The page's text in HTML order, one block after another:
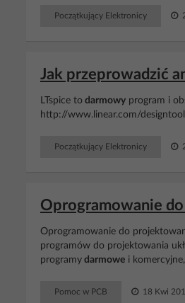
Początkujący Elektronicy
Jak przeprowadzić
LTspice to darmowy program i
http://www.linear.com/
Początkujący Elektronicy
Oprogramowanie
Oprogramowanie do
programów do projektowania
programy darmowe i
Pomoc w PCB 18 Kwi